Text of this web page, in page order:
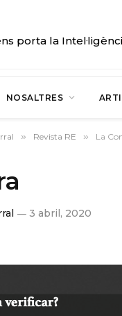
porta la
NOSALTRES
» Revista RE » La
3 abril, 2020